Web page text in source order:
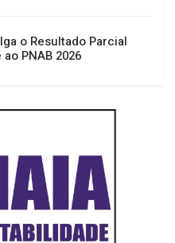
o Resultado Parcial
PNAB 2026